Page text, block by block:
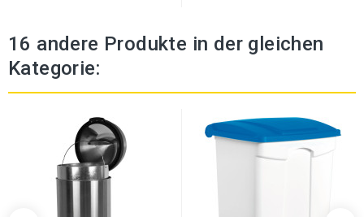
16 andere Produkte in der gleichen
Kategorie: